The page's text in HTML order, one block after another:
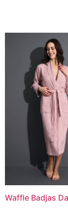
Waffle Badjas